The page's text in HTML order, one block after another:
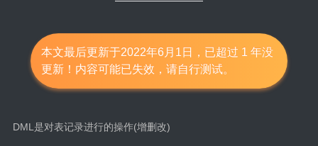
本文最后更新于2022年6月1日，已超过 1 年没
更新！内容可能已失效，请自行测试。
DML是对表记录进行的操作(增删改)
清单
审片室
笔记本